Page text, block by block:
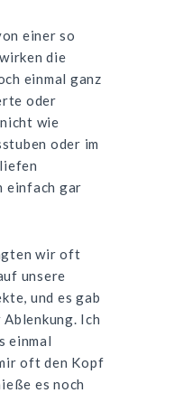
einer so
die
einmal ganz
oder
wie
oder im
einfach gar
wir oft
unsere
und es gab
Ich
einmal
oft den Kopf
es noch